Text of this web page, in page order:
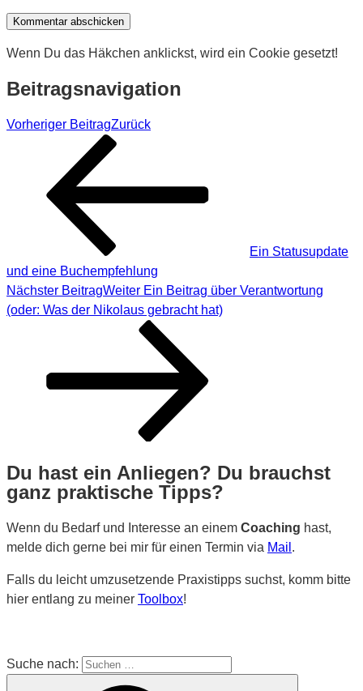
Wenn Du das Häkchen anklickst, wird ein Cookie gesetzt!
Beitragsnavigation
Vorheriger BeitragZurück
Ein Statusupdate
und eine Buchempfehlung
Nächster BeitragWeiter Ein Beitrag über Verantwortung
(oder: Was der Nikolaus gebracht hat)
Du hast ein Anliegen? Du brauchst
ganz praktische Tipps?
Wenn du Bedarf und Interesse an einem Coaching hast,
melde dich gerne bei mir für einen Termin via Mail .
Falls du leicht umzusetzende Praxistipps suchst, komm bitte
hier entlang zu meiner Toolbox!
Suche nach: